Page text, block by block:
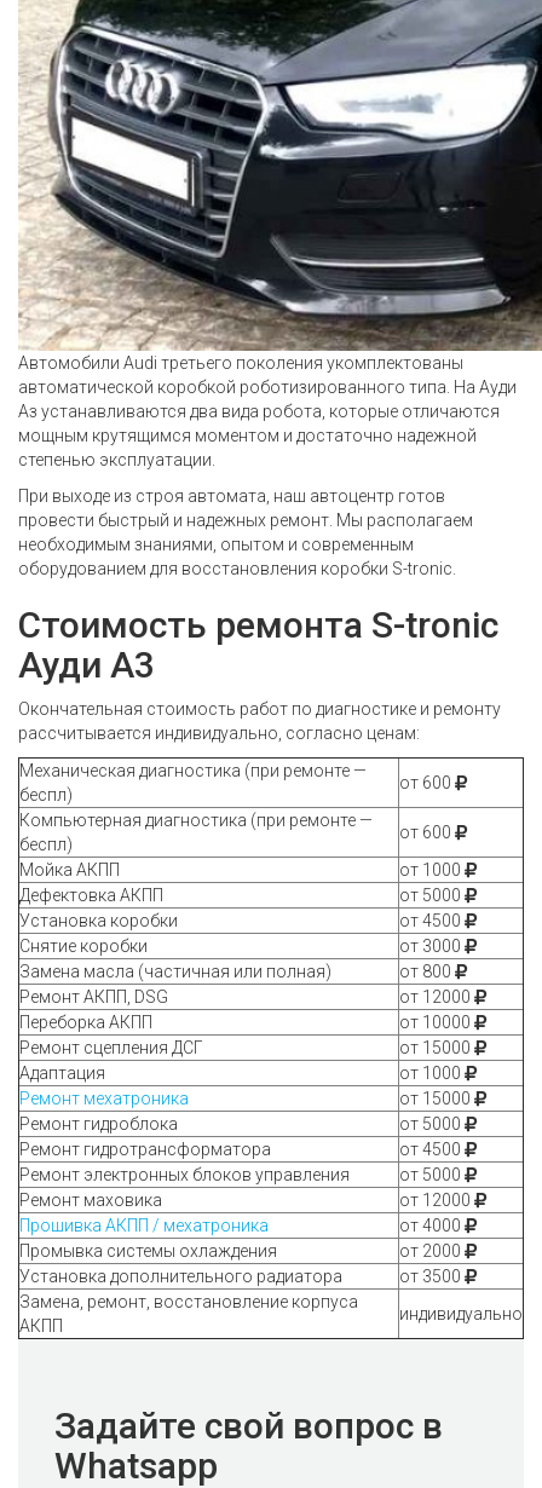
Автомобили Audi третьего поколения укомплектованы
автоматической коробкой роботизированного типа. На Ауди
Аз устанавливаются два вида робота, которые отличаются
мощным крутящимся моментом и достаточно надежной
степенью эксплуатации.
При выходе из строя автомата, наш автоцентр готов
провести быстрый и надежных ремонт. Мы располагаем
необходимым знаниями, опытом и современным
оборудованием для восстановления коробки S-tronic.
Стоимость ремонта S-tronic
Ауди А3
Окончательная стоимость работ по диагностике и ремонту
рассчитывается индивидуально, согласно ценам:
Механическая диагностика (при ремонте —
беспл)
от 600
Компьютерная диагностика (при ремонте —
беспл)
от 600
Мойка АКПП
от 1000
Дефектовка АКПП
от 5000
Установка коробки
от 4500
Снятие коробки
от 3000
Замена масла (частичная или полная)
от 800
Ремонт АКПП, DSG
от 12000
Переборка АКПП
от 10000
Ремонт сцепления ДСГ
от 15000
Адаптация
от 1000
Ремонт мехатроника
от 15000
Ремонт гидроблока
от 5000
Ремонт гидротрансформатора
от 4500
Ремонт электронных блоков управления
от 5000
Ремонт маховика
от 12000
Прошивка АКПП / мехатроника
от 4000
Промывка системы охлаждения
от 2000
Установка дополнительного радиатора
от 3500
Замена, ремонт, восстановление корпуса
АКПП
индивидуально
Задайте свой вопрос в
Whatsapp